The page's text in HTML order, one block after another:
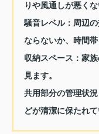
りや風通しが悪くな
騒音レベル： 周辺
ならないか、時間
収納スペース： 家
見ます。
共用部分の管理状況
どが清潔に保たれ